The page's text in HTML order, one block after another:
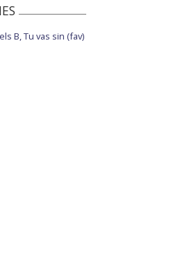
B, Tu vas sin (fav)